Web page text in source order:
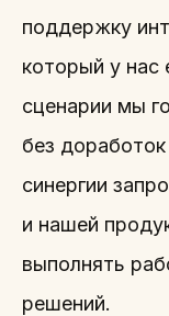
поддержку
который у нас
сценарии мы
без
синергии
и нашей
выполнять
решений.